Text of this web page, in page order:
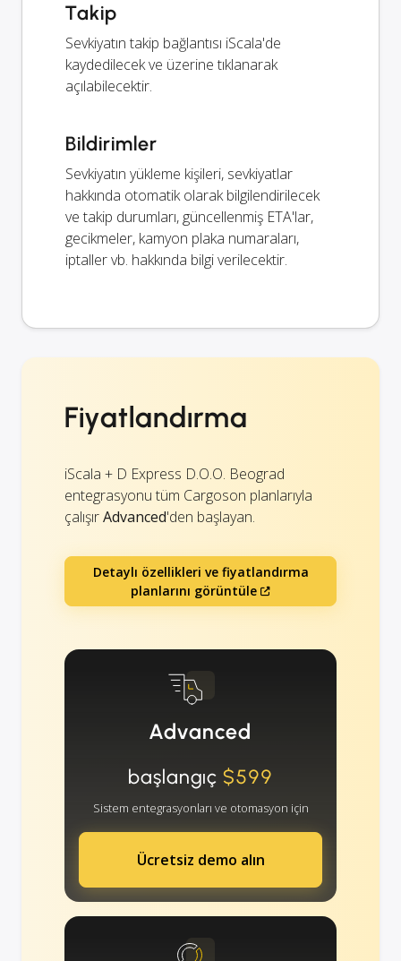
Takip
Sevkiyatın takip bağlantısı iScala'de
kaydedilecek ve üzerine tıklanarak
açılabilecektir.
Bildirimler
Sevkiyatın yükleme kişileri, sevkiyatlar
hakkında otomatik olarak bilgilendirilecek
ve takip durumları, güncellenmiş ETA'lar,
gecikmeler, kamyon plaka numaraları,
iptaller vb. hakkında bilgi verilecektir.
Fiyatlandırma
iScala + D Express D.O.O. Beograd
entegrasyonu tüm Cargoson planlarıyla
çalışırAdvanced'den başlayan.
Detaylı özellikleri ve fiyatlandırma
planlarını görüntüle
Advanced
başlangıç$599
Sistem entegrasyonları ve otomasyon için
Ücretsiz demo alın